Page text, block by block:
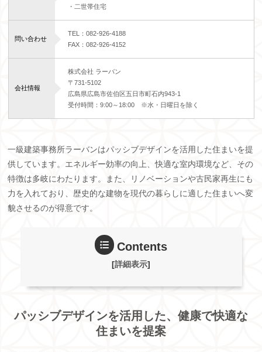
・二世帯住宅
問い合わせ
TEL：082-926-4188
FAX：082-926-4152
会社情報
株式会社 ラーバン
〒731-5102
広島県広島市佐伯区五日市町石内943-1
受付時間：9:00～18:00 ※水・日曜日を除く
一級建築事務所ラーバンはパッシブデザインを活用した住まいを提
供しています。エネルギー効率の向上、快適な室内環境など、その
特徴は多岐にわたります。また、リノベーションや古民家再生にも
力を入れており、歴史的な建物を現代の暮らしに適した住まいへ変
貌させるのが得意です。
Contents
[詳細表示]
パッシブデザインを活用した、健康で快適な
住まいを提案